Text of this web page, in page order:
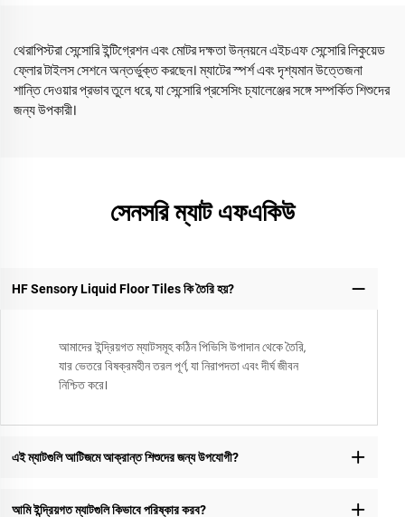
থেরাপিস্টরা সেন্সোরি ইন্টিগ্রেশন এবং মোটর দক্ষতা উন্নয়নে এইচএফ সেন্সোরি লিকুয়েড
ফ্লোর টাইলস সেশনে অন্তর্ভুক্ত করছেন। ম্যাটের স্পর্শ এবং দৃশ্যমান উত্তেজনা
শান্তি দেওয়ার প্রভাব তুলে ধরে, যা সেন্সোরি প্রসেসিং চ্যালেঞ্জের সঙ্গে সম্পর্কিত শিশুদের
জন্য উপকারী।
সেনসরি ম্যাট এফএকিউ
HF Sensory Liquid Floor Tiles কি তৈরি হয়?
আমাদের ইন্দ্রিয়গত ম্যাটসমূহ কঠিন পিভিসি উপাদান থেকে তৈরি,
যার ভেতরে বিষক্রমহীন তরল পূর্ণ, যা নিরাপদতা এবং দীর্ঘ জীবন
নিশ্চিত করে।
এই ম্যাটগুলি আটিজমে আক্রান্ত শিশুদের জন্য উপযোগী?
আমি ইন্দ্রিয়গত ম্যাটগুলি কিভাবে পরিষ্কার করব?